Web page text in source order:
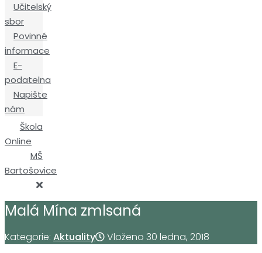
Učitelský
sbor
Povinné
informace
E-
podatelna
Napište
nám
Škola
Online
MŠ
Bartošovice
Malá Mína zmlsaná
Kategorie: Aktuality Vloženo 30 ledna, 2018